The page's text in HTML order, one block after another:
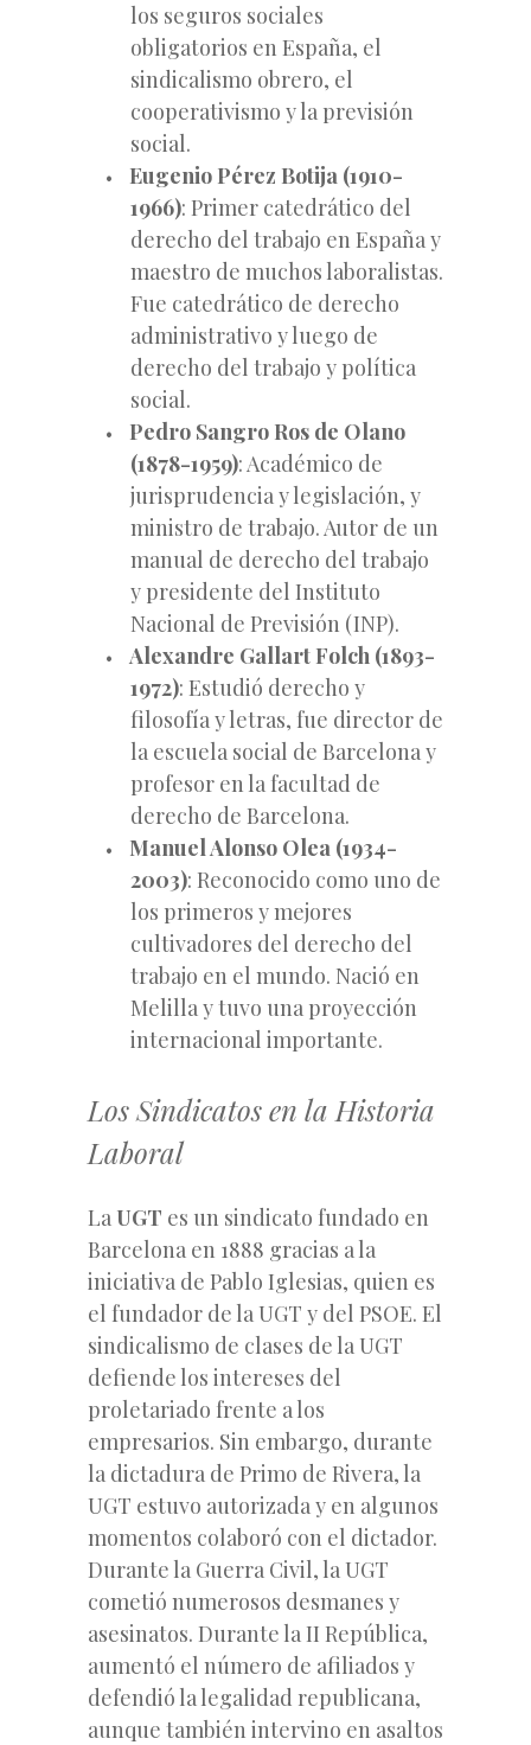
los seguros sociales
obligatorios en España, el
sindicalismo obrero, el
cooperativismo y la previsión
social.
Eugenio Pérez Botija (1910-
1966): Primer catedrático del
derecho del trabajo en España y
maestro de muchos laboralistas.
Fue catedrático de derecho
administrativo y luego de
derecho del trabajo y política
social.
Pedro Sangro Ros de Olano
(1878-1959): Académico de
jurisprudencia y legislación, y
ministro de trabajo. Autor de un
manual de derecho del trabajo
y presidente del Instituto
Nacional de Previsión (INP).
Alexandre Gallart Folch (1893-
1972): Estudió derecho y
filosofía y letras, fue director de
la escuela social de Barcelona y
profesor en la facultad de
derecho de Barcelona.
Manuel Alonso Olea (1934-
2003): Reconocido como uno de
los primeros y mejores
cultivadores del derecho del
trabajo en el mundo. Nació en
Melilla y tuvo una proyección
internacional importante.
Los Sindicatos en la Historia
Laboral
La UGT es un sindicato fundado en
Barcelona en 1888 gracias a la
iniciativa de Pablo Iglesias, quien es
el fundador de la UGT y del PSOE. El
sindicalismo de clases de la UGT
defiende los intereses del
proletariado frente a los
empresarios. Sin embargo, durante
la dictadura de Primo de Rivera, la
UGT estuvo autorizada y en algunos
momentos colaboró con el dictador.
Durante la Guerra Civil, la UGT
cometió numerosos desmanes y
asesinatos. Durante la II República,
aumentó el número de afiliados y
defendió la legalidad republicana,
aunque también intervino en asaltos